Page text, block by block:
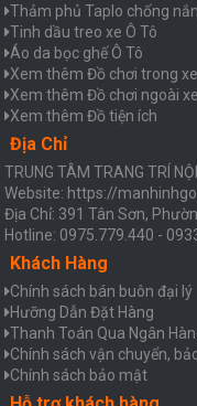
Thảm phủ Taplo chống
Tinh dầu treo xe Ô Tô
Áo da bọc ghế Ô Tô
Xem thêm Đồ chơi trong xe
Xem thêm Đồ chơi ngoài xe
Xem thêm Đồ tiện ích
Địa Chỉ
TRUNG TÂM TRANG TRÍ
Website: https://
Địa Chỉ: 391 Tân Sơn,
Hotline: 0975.779.440 -
Khách Hàng
Chính sách bán buôn đại lý
Hưỡng Dẫn Đặt Hàng
Thanh Toán Qua Ngân
Chính sách vận chuyển,
Chính sách bảo mật